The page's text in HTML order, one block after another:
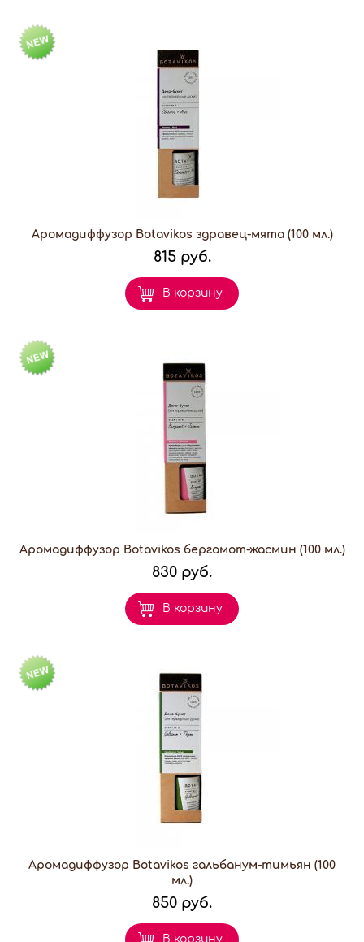
Аромадиффузор Botavikos здравец-мята (100 мл.)
815 руб.
В корзину
Аромадиффузор Botavikos бергамот-жасмин (100 мл.)
830 руб.
В корзину
Аромадиффузор Botavikos гальбанум-тимьян (100
мл.)
850 руб.
В корзину